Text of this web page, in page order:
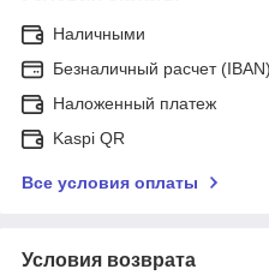
Наличными
Безналичный расчет
Наложенный платеж
Kaspi QR
Все условия оплаты
Условия возврата